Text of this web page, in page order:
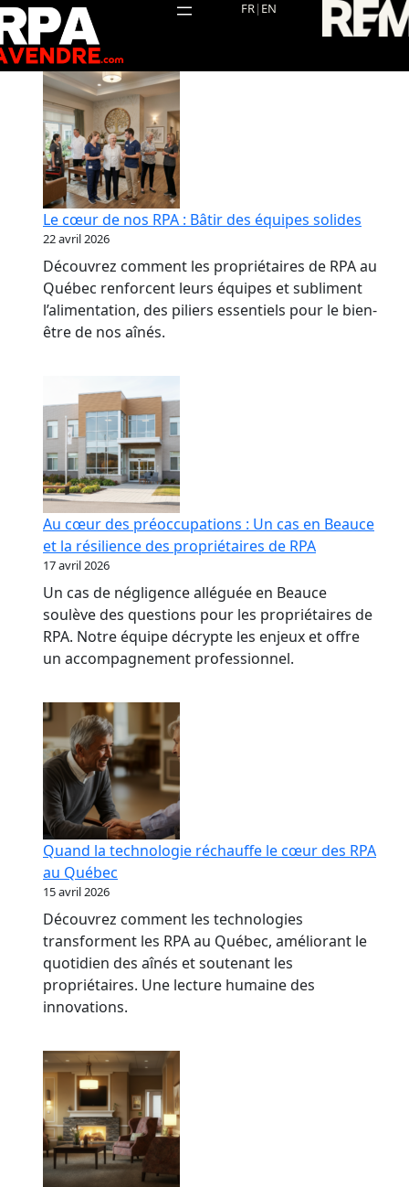
Aller
au
contenu
FR| EN
Le cœur de nos RPA : Bâtir des équipes solides
22 avril 2026
Découvrez comment les propriétaires de RPA au
Québec renforcent leurs équipes et subliment
l’alimentation, des piliers essentiels pour le bien-
être de nos aînés.
Au cœur des préoccupations : Un cas en Beauce
et la résilience des propriétaires de RPA
17 avril 2026
Un cas de négligence alléguée en Beauce
soulève des questions pour les propriétaires de
RPA. Notre équipe décrypte les enjeux et offre
un accompagnement professionnel.
Quand la technologie réchauffe le cœur des RPA
au Québec
15 avril 2026
Découvrez comment les technologies
transforment les RPA au Québec, améliorant le
quotidien des aînés et soutenant les
propriétaires. Une lecture humaine des
innovations.